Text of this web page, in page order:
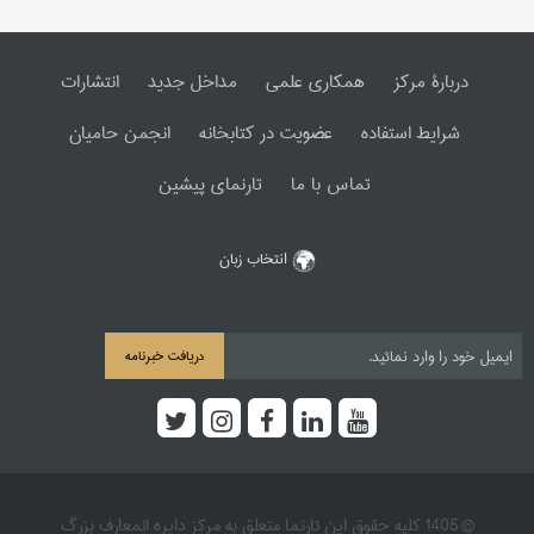
دربارۀ مرکز همکاری علمی مداخل جدید
انتشارات
شرایط استفاده
عضویت در کتابخانه
انجمن حامیان
تماس با ما
تارنمای پیشین
انتخاب زبان
دریافت خبرنامه
© 1405 کلیه حقوق این تارنما متعلق به مرکز دایره المعارف بزرگ